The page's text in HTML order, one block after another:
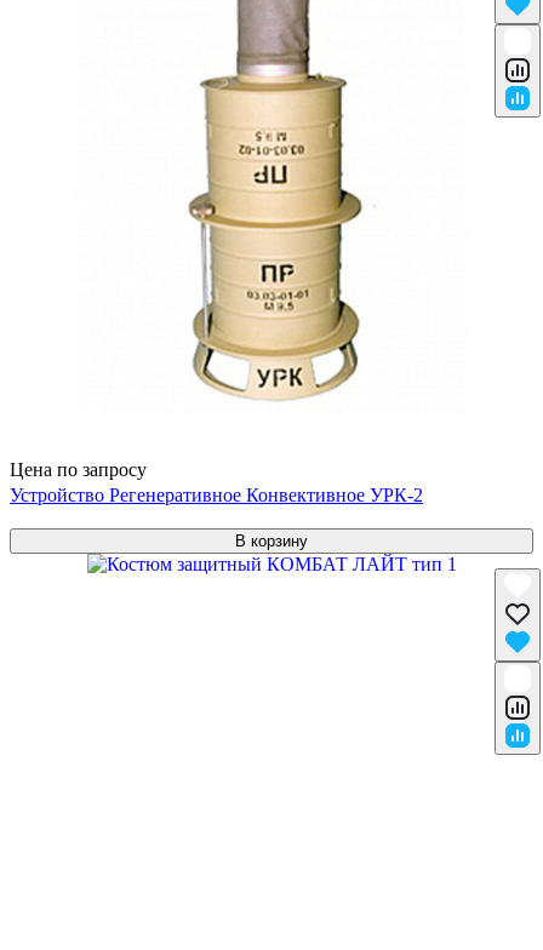
Цена по запросу
Устройство Регенеративное Конвективное УРК-2
В корзину